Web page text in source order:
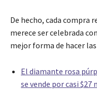
De hecho, cada compra
merece ser celebrada
mejor forma de hacer las
El diamante rosa
se vende por casi $27